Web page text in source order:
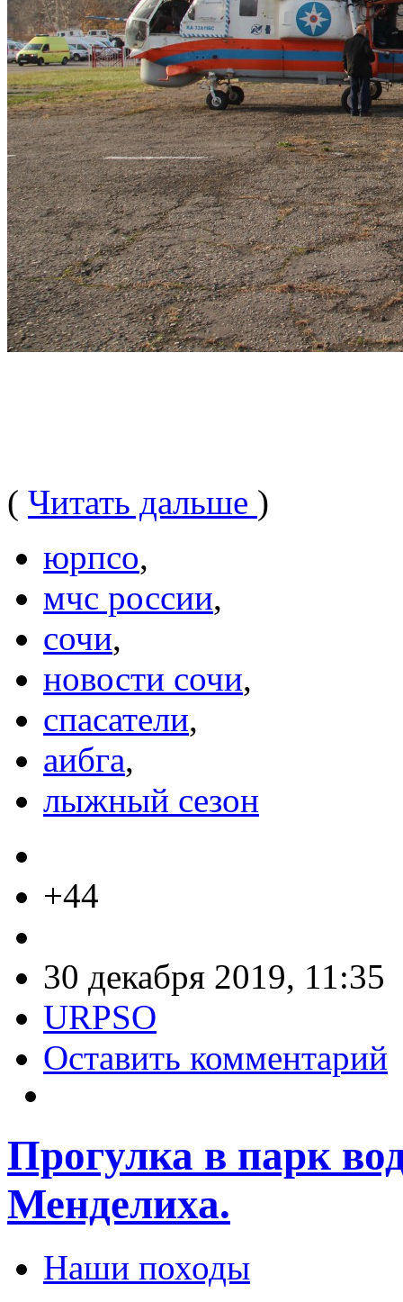
( Читать дальше )
юрпсо,
мчс россии,
сочи,
новости сочи,
спасатели,
аибга,
лыжный сезон
+44
30 декабря 2019, 11:35
URPSO
Оставить комментарий
Прогулка в парк
Менделиха.
Наши походы